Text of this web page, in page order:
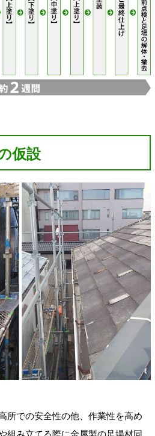
仮設
所での安全性の他、作業性を高め
組み立てる際に金属製の足場材同